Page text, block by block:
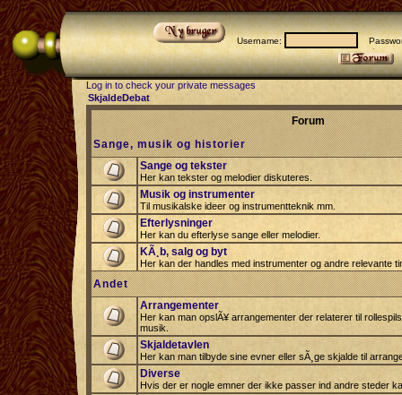
Username:
Log in to check your private messages
SkjaldeDebat
Forum
Sange, musik og historier
Sange og tekster
Her kan tekster og melodier diskuteres.
Musik og instrumenter
Til musikalske ideer og instrumentteknik mm.
Efterlysninger
Her kan du efterlyse sange eller melodier.
KÃ¸b, salg og byt
Her kan der handles med instrumenter og andre relevante
Andet
Arrangementer
Her kan man opslÃ¥ arrangementer der relaterer til
musik.
Skjaldetavlen
Her kan man tilbyde sine evner eller sÃ¸ge skjalde til
Diverse
Hvis der er nogle emner der ikke passer ind andre steder